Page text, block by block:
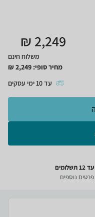
2,249
₪
משלוח חינם
מחיר סופי: 2,249
₪
עד10 ימי עסקים
עד 12 תשלומים
פרטים נוספים